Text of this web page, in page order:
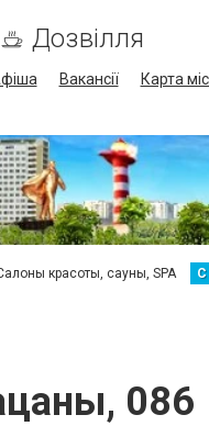
Дозвілля
Вакансії Карта
красоты, сауны, SPA С
086